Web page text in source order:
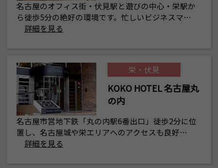
名古屋のオフィス街・伏見駅と遊びの中心・栄駅か
ら徒歩5分の絶好の環境です。忙しいビジネスマ…
詳細を見る
栄・伏見
KOKO HOTEL 名古屋丸
の内
名古屋市営地下鉄「丸の内駅6番出口」徒歩2分に位
置し、名古屋城や栄エリアへのアクセスも良好…
詳細を見る